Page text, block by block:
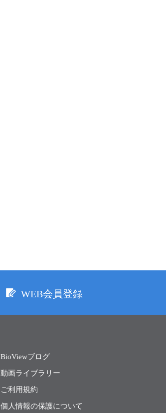
WEB会員登録
BioViewブログ
動画ライブラリー
ご利用規約
個人情報の保護について